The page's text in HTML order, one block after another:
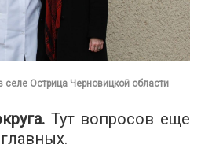
селе Острица Черновицкой области
Тут вопросов еще